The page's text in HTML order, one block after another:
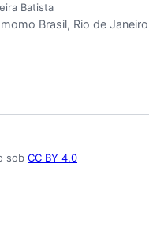
Batista
Brasil, Rio de
sob CC BY 4.0